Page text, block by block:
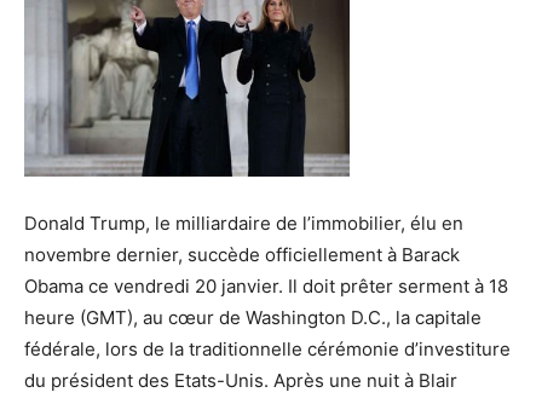
Donald Trump, le milliardaire de l’immobilier, élu en
novembre dernier, succède officiellement à Barack
Obama ce vendredi 20 janvier. Il doit prêter serment à 18
heure (GMT), au cœur de Washington D.C., la capitale
fédérale, lors de la traditionnelle cérémonie d’investiture
du président des Etats-Unis. Après une nuit à Blair